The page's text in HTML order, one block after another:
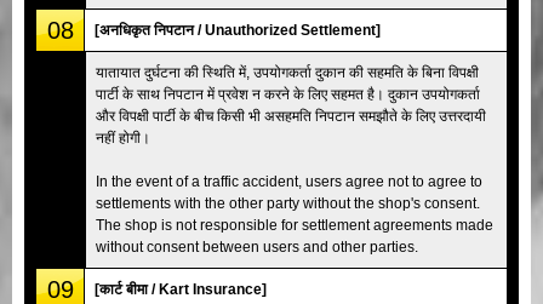
08 [अनधिकृत निपटान / Unauthorized Settlement]
यातायात दुर्घटना की स्थिति में, उपयोगकर्ता दुकान की सहमति के बिना विपक्षी
पार्टी के साथ निपटान में प्रवेश न करने के लिए सहमत है। दुकान उपयोगकर्ता
और विपक्षी पार्टी के बीच किसी भी असहमति निपटान समझौते के लिए उत्तरदायी
नहीं होगी।
In the event of a traffic accident, users agree not to agree to
settlements with the other party without the shop's consent.
The shop is not responsible for settlement agreements made
without consent between users and other parties.
09 [कार्ट बीमा / Kart Insurance]